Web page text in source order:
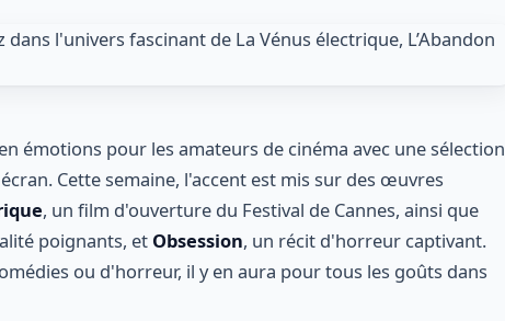
émotions pour les amateurs de cinéma avec une sélection
Cette semaine, l'accent est mis sur des œuvres
, un film d'ouverture du Festival de Cannes, ainsi que
poignants, et Obsession, un récit d'horreur captivant.
ou d'horreur, il y en aura pour tous les goûts dans